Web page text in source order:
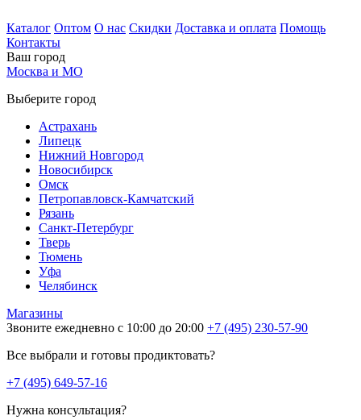
Каталог Оптом О нас Скидки Доставка и оплата Помощь
Контакты
Ваш город
Москва и МО
Выберите город
Астрахань
Липецк
Нижний Новгород
Новосибирск
Омск
Петропавловск-Камчатский
Рязань
Санкт-Петербург
Тверь
Тюмень
Уфа
Челябинск
Магазины
Звоните ежедневно с 10:00 до 20:00 +7 (495) 230-57-90
Все выбрали и готовы продиктовать?
+7 (495) 649-57-16
Нужна консультация?